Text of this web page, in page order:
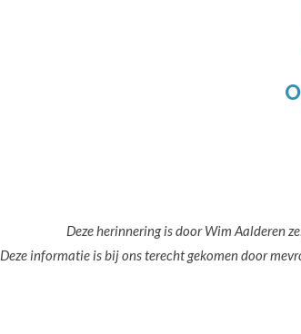
Deze herinnering is door Wim Aalderen
Deze informatie is bij ons terecht gekomen door